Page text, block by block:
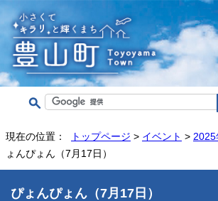
現在の位置： トップページ > イベント > 2025
ょんぴょん（7月17日）
ぴょんぴょん（7月17日）